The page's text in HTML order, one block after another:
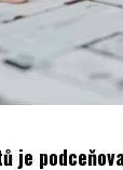
je